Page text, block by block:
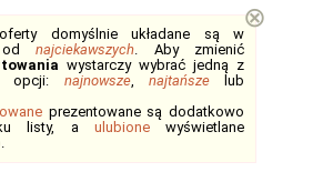
domyślnie układane są w
od najciekawszych. Aby zmienić
wystarczy wybrać jedną z
opcji: najnowsze, najtańszelub
prezentowane są dodatkowo
listy, a ulubionewyświetlane
⊗